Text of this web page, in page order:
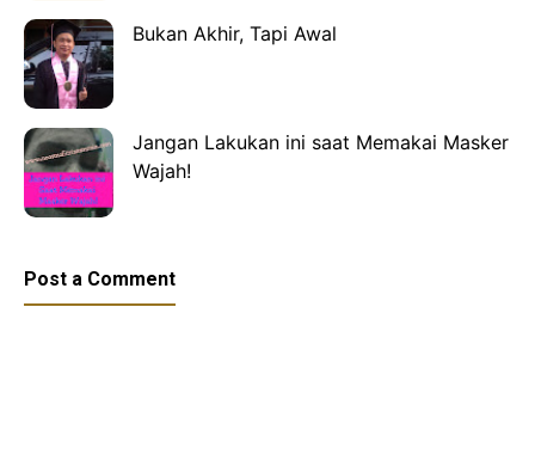
Bukan Akhir, Tapi Awal
Jangan Lakukan ini saat Memakai Masker
Wajah!
Post a Comment